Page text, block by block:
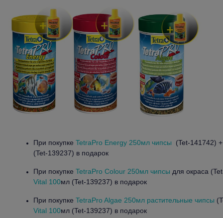
При покупке TetraPro Energy 250мл чипсы
(Tet-141742)
(Tet-139237) в подарок
При покупке TetraPro Colour 250мл чипсы для окраса
Vital 100мл (Tet-139237) в подарок
При покупке TetraPro Algae 250мл растительные чипсы
Vital 100мл (Tet-139237) в подарок